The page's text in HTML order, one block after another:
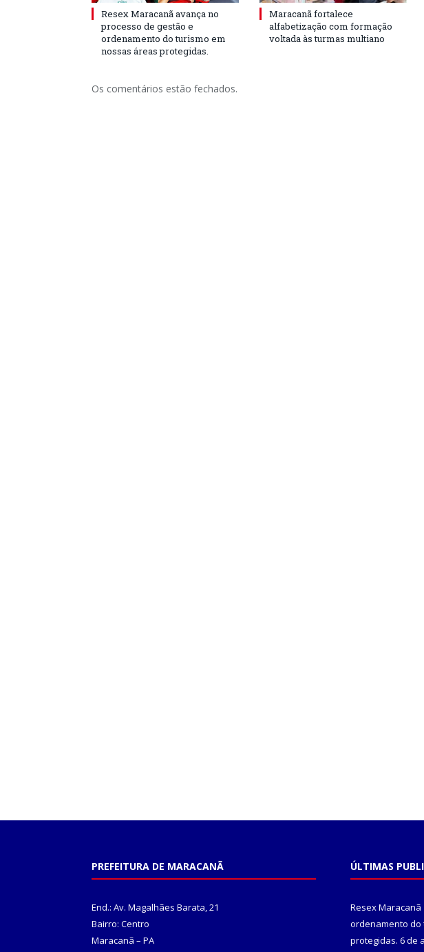
Resex Maracanã avança no
processo de gestão e
ordenamento do turismo em
nossas áreas protegidas.
Maracanã fortalece
alfabetização com formação
voltada às turmas multiano
Os comentários estão fechados.
PREFEITURA DE MARACANÃ
End.: Av. Magalhães Barata, 21
Bairro: Centro
Maracanã – PA
ÚLTIMAS
Resex
ordenamento do
protegidas. 6 de